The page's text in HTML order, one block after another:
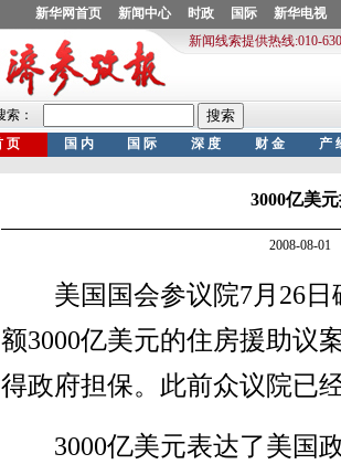
3000亿美
2008-08-01
美国国会参议院7月26日
额3000亿美元的住房援助议
得政府担保。此前众议院已
3000亿美元表达了美国政